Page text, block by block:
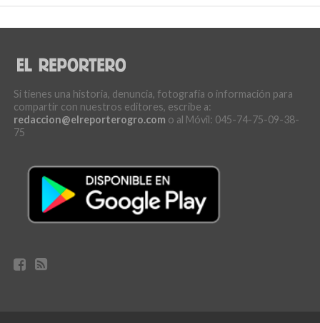
Si tienes una historia, denuncia, fotografía o información para
compartir con nuestros editores, escribe a:
redaccion@elreporterogro.com o al Móvil: 045-74-75-09-38-
75